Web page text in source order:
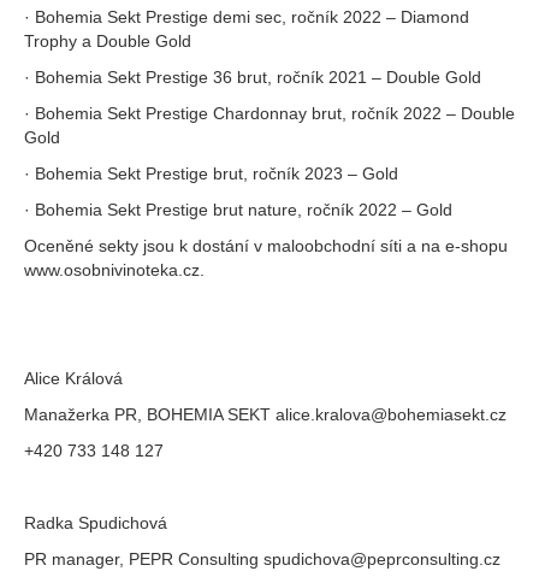
· Bohemia Sekt Prestige demi sec, ročník 2022 – Diamond
Trophy a Double Gold
· Bohemia Sekt Prestige 36 brut, ročník 2021 – Double Gold
· Bohemia Sekt Prestige Chardonnay brut, ročník 2022 – Double
Gold
· Bohemia Sekt Prestige brut, ročník 2023 – Gold
· Bohemia Sekt Prestige brut nature, ročník 2022 – Gold
Oceněné sekty jsou k dostání v maloobchodní síti a na e-shopu
www.osobnivinoteka.cz.
Alice Králová
Manažerka PR, BOHEMIA SEKT alice.kralova@bohemiasekt.cz
+420 733 148 127
Radka Spudichová
PR manager, PEPR Consulting spudichova@peprconsulting.cz